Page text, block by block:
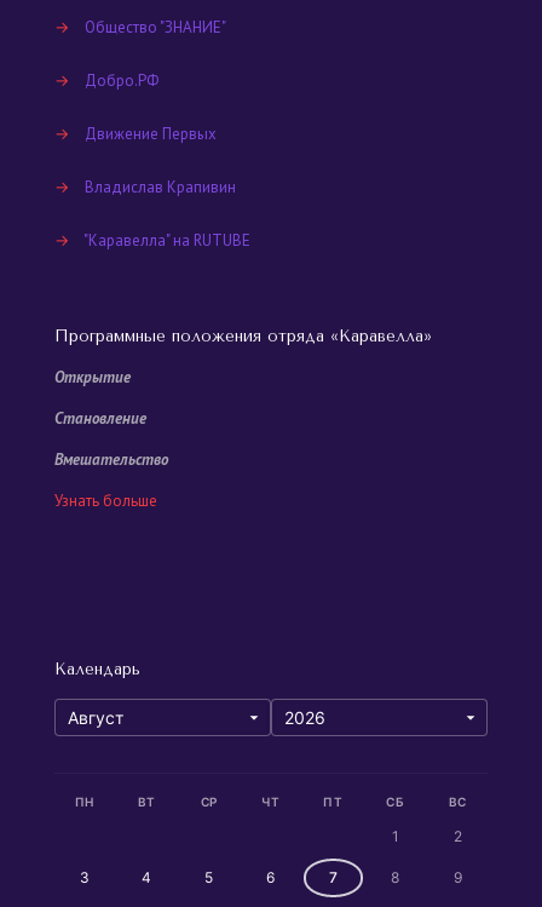
→ Общество "ЗНАНИЕ"
→ Добро.РФ
→ Движение Первых
→ Владислав Крапивин
→ "Каравелла" на RUTUBE
Программные положения отряда «Каравелла»
Открытие
Становление
Вмешательство
Узнать больше
Календарь
ПН ВТ СР ЧТ ПТ СБ ВС
1 2
3 4 5 6 7 8 9